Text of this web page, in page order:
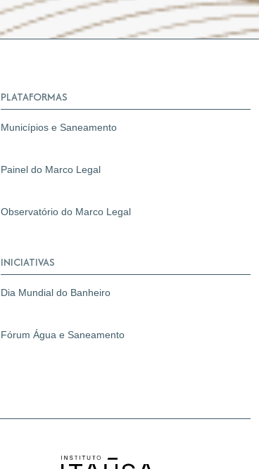
PLATAFORMAS
Municípios e Saneamento
Painel do Marco Legal
Observatório do Marco Legal
INICIATIVAS
Dia Mundial do Banheiro
Fórum Água e Saneamento